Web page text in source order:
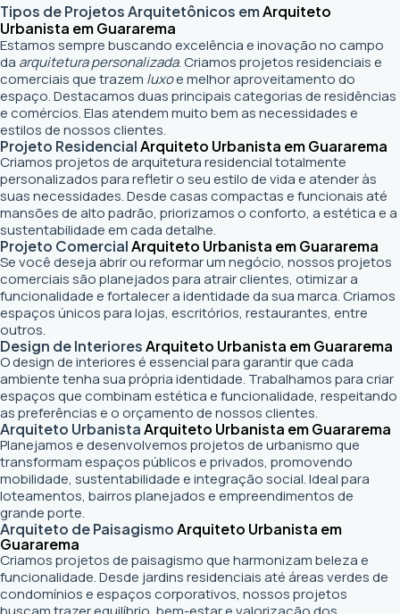
Tipos de Projetos Arquitetônicos emArquiteto
Urbanista em Guararema
Estamos sempre buscando excelência e inovação no campo
da arquitetura personalizada. Criamos projetos residenciais e
comerciais que trazem luxoe melhor aproveitamento do
espaço. Destacamos duas principais categorias de residências
e comércios. Elas atendem muito bem as necessidades e
estilos de nossos clientes.
Projeto ResidencialArquiteto Urbanista em Guararema
Criamos projetos de arquitetura residencial totalmente
personalizados para refletir o seu estilo de vida e atender às
suas necessidades. Desde casas compactas e funcionais até
mansões de alto padrão, priorizamos o conforto, a estética e a
sustentabilidade em cada detalhe.
Projeto ComercialArquiteto Urbanista em Guararema
Se você deseja abrir ou reformar um negócio, nossos projetos
comerciais são planejados para atrair clientes, otimizar a
funcionalidade e fortalecer a identidade da sua marca. Criamos
espaços únicos para lojas, escritórios, restaurantes, entre
outros.
Design de InterioresArquiteto Urbanista em Guararema
O design de interiores é essencial para garantir que cada
ambiente tenha sua própria identidade. Trabalhamos para criar
espaços que combinam estética e funcionalidade, respeitando
as preferências e o orçamento de nossos clientes.
Arquiteto UrbanistaArquiteto Urbanista em Guararema
Planejamos e desenvolvemos projetos de urbanismo que
transformam espaços públicos e privados, promovendo
mobilidade, sustentabilidade e integração social. Ideal para
loteamentos, bairros planejados e empreendimentos de
grande porte.
Arquiteto de PaisagismoArquiteto Urbanista em
Guararema
Criamos projetos de paisagismo que harmonizam beleza e
funcionalidade. Desde jardins residenciais até áreas verdes de
condomínios e espaços corporativos, nossos projetos